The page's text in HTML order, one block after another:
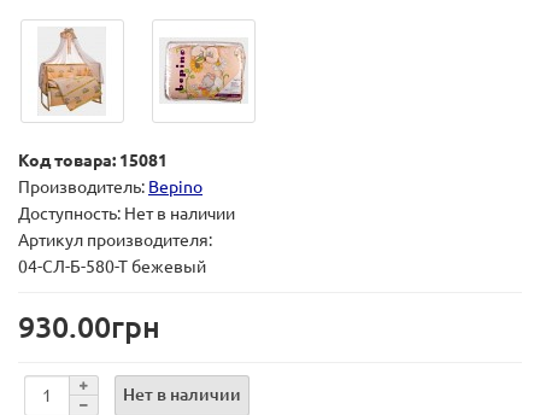
Код товара: 15081
Производитель: Bepino
Доступность: Нет в наличии
Артикул производителя:
04-СЛ-Б-580-Т бежевый
930.00грн
Нет в наличии